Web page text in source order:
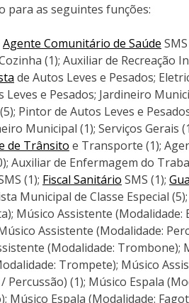
para as seguintes funções:
Agente Comunitário de Saúde
(1); Auxiliar de
de Autos Leves e Pesados;
Leves e Pesados; Jardineiro
Pintor de Autos Leves e
Municipal (1); Serviços Gerais
de Trânsito e Transporte (1);
Auxiliar de Enfermagem do
(1); Fiscal Sanitário SMS (1);
Municipal de Classe Especial
Músico Assistente
Assistente (Modalidade:
(Modalidade: Trombone);
Trompete); Músico
Percussão) (1); Músico Espala
Músico Espala (Modalidade: